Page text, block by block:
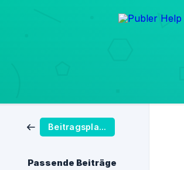
Beitragsplanung
Passende Beiträge